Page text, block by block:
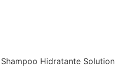
Shampoo Hidratante Solution